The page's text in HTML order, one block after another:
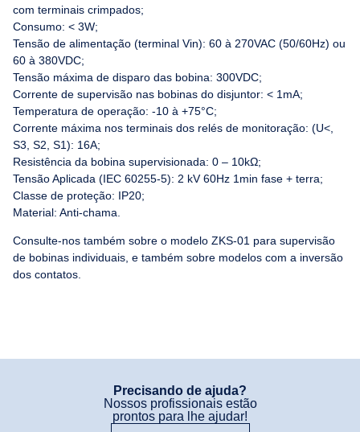
com terminais crimpados;
Consumo: < 3W;
Tensão de alimentação (terminal Vin): 60 à 270VAC (50/60Hz) ou
60 à 380VDC;
Tensão máxima de disparo das bobina: 300VDC;
Corrente de supervisão nas bobinas do disjuntor: < 1mA;
Temperatura de operação: -10 à +75°C;
Corrente máxima nos terminais dos relés de monitoração: (U<,
S3, S2, S1): 16A;
Resistência da bobina supervisionada: 0 – 10kΩ;
Tensão Aplicada (IEC 60255-5): 2 kV 60Hz 1min fase + terra;
Classe de proteção: IP20;
Material: Anti-chama.
Consulte-nos também sobre o modelo ZKS-01 para supervisão
de bobinas individuais, e também sobre modelos com a inversão
dos contatos.
Precisando de ajuda?
Nossos profissionais estão
prontos para lhe ajudar!